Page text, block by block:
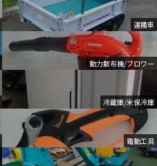
運搬車
動力散布機/ブロワー
冷蔵庫/米保冷庫
電動工具